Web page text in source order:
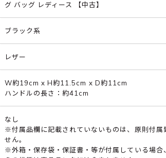
グ バッグ レディース 【中古】
ブラック系
レザー
W約19cm x H約11.5cm x D約11cm
ハンドルの長さ：約41cm
なし
※付属品欄に記載されていないものは、原則付属
せん。
※外箱・保存袋・保証書・等が付属している場合